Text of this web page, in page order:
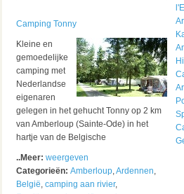
Camping Tonny
Kleine en
gemoedelijke
camping met
Nederlandse
eigenaren
gelegen in het gehucht Tonny op 2 km
van Amberloup (Sainte-Ode) in het
hartje van de Belgische
..Meer: weergeven
Categorieën: Amberloup,Ardennen,
België, camping aan rivier,